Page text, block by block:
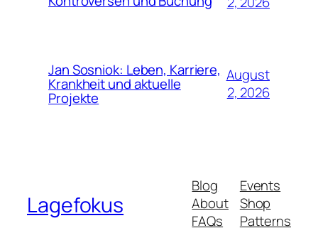
Jan Sosniok: Leben, Karriere,
Krankheit und aktuelle
Projekte
August
2, 2026
Lagefokus
Blog
About
FAQs
Events
Shop
Patterns